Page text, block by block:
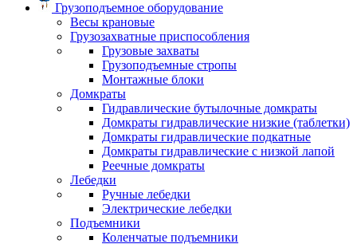
Грузоподъемное оборудование
Весы крановые
Грузозахватные приспособления
Грузовые захваты
Грузоподъемные стропы
Монтажные блоки
Домкраты
Гидравлические бутылочные домкраты
Домкраты гидравлические низкие (таблетки)
Домкраты гидравлические подкатные
Домкраты гидравлические с низкой лапой
Реечные домкраты
Лебедки
Ручные лебедки
Электрические лебедки
Подъемники
Коленчатые подъемники